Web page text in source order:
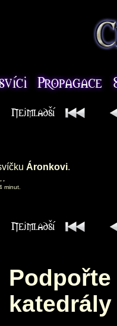
Áronkovi.
minut.
katedrály